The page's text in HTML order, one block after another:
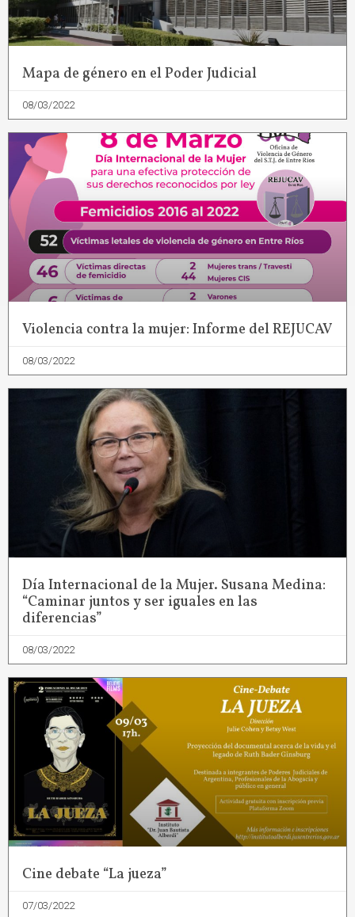
Mapa de género en el Poder Judicial
08/03/2022
Violencia contra la mujer: Informe del REJUCAV
08/03/2022
Día Internacional de la Mujer. Susana Medina:
“Caminar juntos y ser iguales en las
diferencias”
08/03/2022
Cine debate “La jueza”
07/03/2022